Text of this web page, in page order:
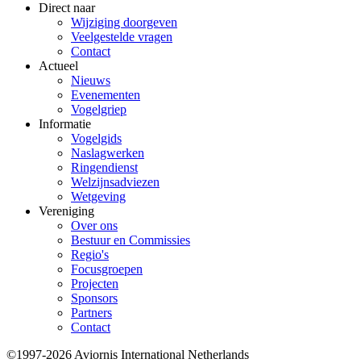
Direct naar
Wijziging doorgeven
Veelgestelde vragen
Contact
Actueel
Nieuws
Evenementen
Vogelgriep
Informatie
Vogelgids
Naslagwerken
Ringendienst
Welzijnsadviezen
Wetgeving
Vereniging
Over ons
Bestuur en Commissies
Regio's
Focusgroepen
Projecten
Sponsors
Partners
Contact
©1997-2026 Aviornis International Netherlands